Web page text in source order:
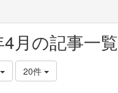
月の記事一覧
20件